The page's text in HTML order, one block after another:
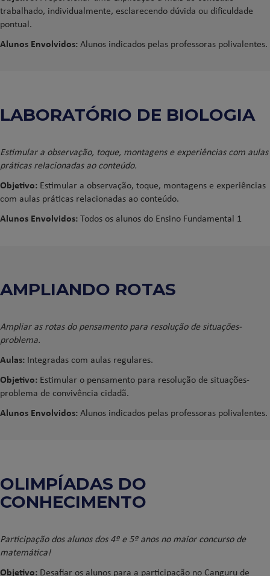
trabalhado, individualmente, esclarecendo dúvida ou dificuldade
pontual.
Alunos Envolvidos:Alunos indicados pelas professoras polivalentes.
LABORATÓRIO DE BIOLOGIA
Estimular a observação, toque, montagens e experiências com aulas
práticas relacionadas ao conteúdo.
Objetivo: Estimular a observação, toque, montagens e experiências
com aulas práticas relacionadas ao conteúdo.
Alunos Envolvidos:Todos os alunos do Ensino Fundamental 1
AMPLIANDO ROTAS
Ampliar as rotas do pensamento para resolução de situações-
problema.
Aulas: Integradas com aulas regulares.
Objetivo: Estimular o pensamento para resolução de situações-
problema de convivência cidadã.
Alunos Envolvidos:Alunos indicados pelas professoras polivalentes.
OLIMPÍADAS DO
CONHECIMENTO
Participação dos alunos dos 4º e 5º anos no maior concurso de
matemática!
Objetivo: Desafiar os alunos para a participação no Canguru de